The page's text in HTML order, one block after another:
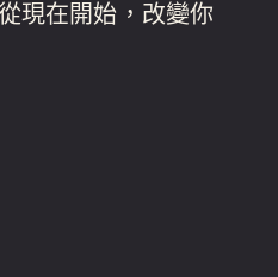
現在開始，改變你